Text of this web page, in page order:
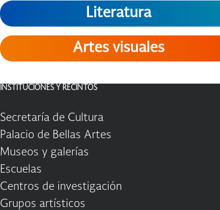
Literatura
Artes visuales
INSTITUCIONES Y RECINTOS
Secretaría de Cultura
Palacio de Bellas Artes
Museos y galerías
Escuelas
Centros de investigación
Grupos artísticos